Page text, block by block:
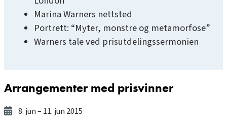
Marina Warners nettsted
Portrett: “Myter, monstre og metamorfose”
Warners tale ved prisutdelingssermonien
Arrangementer med prisvinner
8. jun– 11. jun 2015